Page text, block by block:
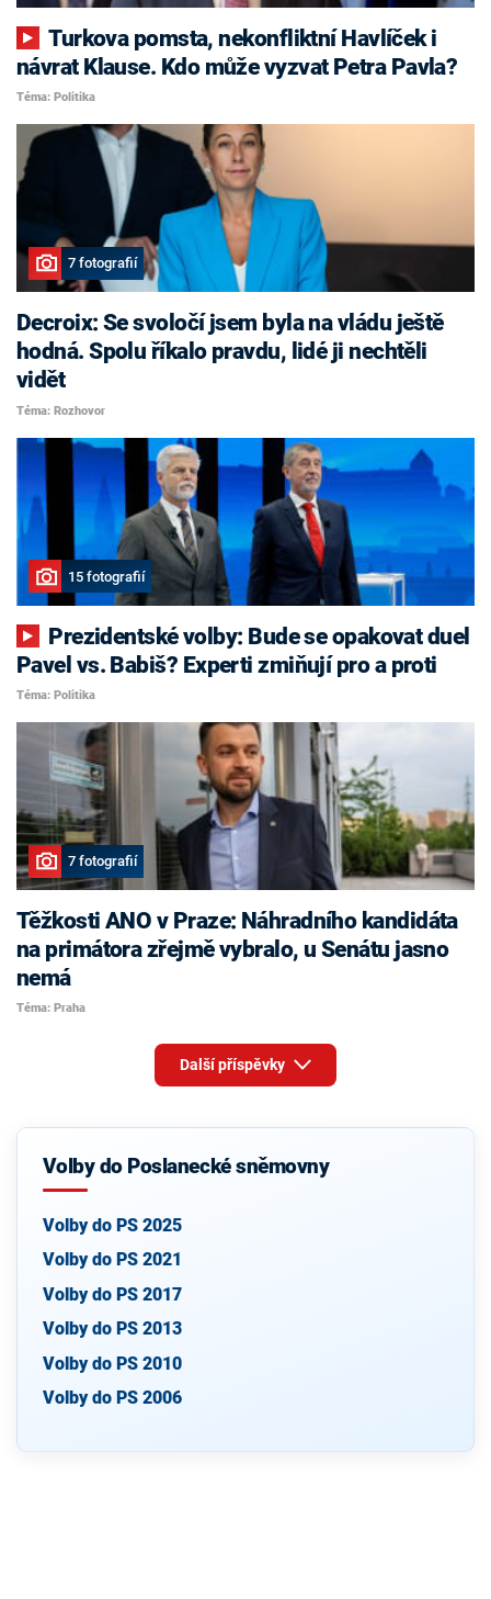
Turkova pomsta, nekonfliktní Havlíček i
návrat Klause. Kdo může vyzvat Petra Pavla?
Téma: Politika
7 fotografií
Decroix: Se svoločí jsem byla na vládu ještě
hodná. Spolu říkalo pravdu, lidé ji nechtěli
vidět
Téma: Rozhovor
15 fotografií
Pavel vs. Babiš? Experti zmiňují pro a proti
Téma: Politika
7 fotografií
Těžkosti ANO v Praze: Náhradního kandidáta
na primátora zřejmě vybralo, u Senátu jasno
nemá
Téma: Praha
Další příspěvky
Volby do Poslanecké sněmovny
Volby do PS 2025
Volby do PS 2021
Volby do PS 2017
Volby do PS 2013
Volby do PS 2010
Volby do PS 2006